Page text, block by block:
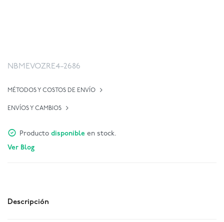
NBMEVOZRE4-2686
MÉTODOS Y COSTOS DE ENVÍO
ENVÍOS Y CAMBIOS
Producto disponible en stock.
Ver Blog
Descripción